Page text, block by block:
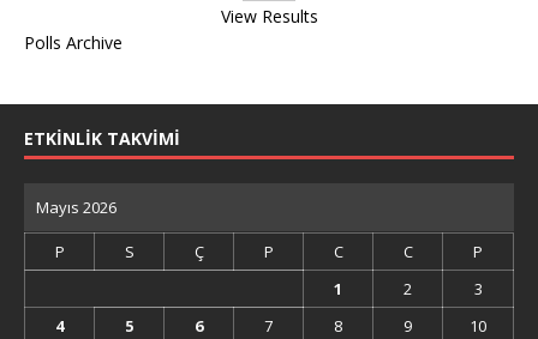
View Results
Polls Archive
ETKİNLİK TAKVİMİ
Mayıs 2026
P S Ç P C C
P
1
2
3
4
5 6 7 8 9
10